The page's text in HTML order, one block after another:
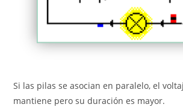
Si las pilas se asocian en paralelo, el
mantiene pero su duración es mayor.